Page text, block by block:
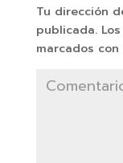
Tu dirección
publicada.
marcados con